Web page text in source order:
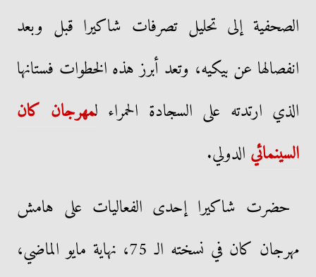
الصحفية إلى تحليل تصرفات شاكيرا قبل وبعد
انفصالها عن بيكيه، وتعد أبرز هذه الخطوات فستانها
الذي ارتدته على السجادة الحمراء لمهرجان كان
السينمائي الدولي.
حضرت شاكيرا إحدى الفعاليات على هامش
مهرجان كان في نسخته الـ 75، نهاية مايو الماضي،